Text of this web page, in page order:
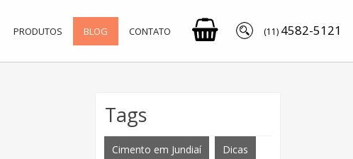
PRODUTOS BLOG CONTATO (11) 4582-5121
Tags
Cimento em Jundiaí Dicas